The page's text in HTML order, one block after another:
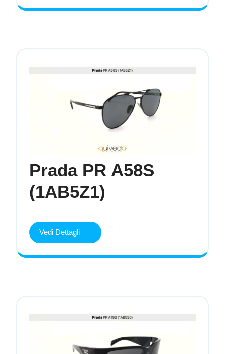
Prada PR A58S
(1AB5Z1)
Vedi Dettagli
Vedi
Dettagli